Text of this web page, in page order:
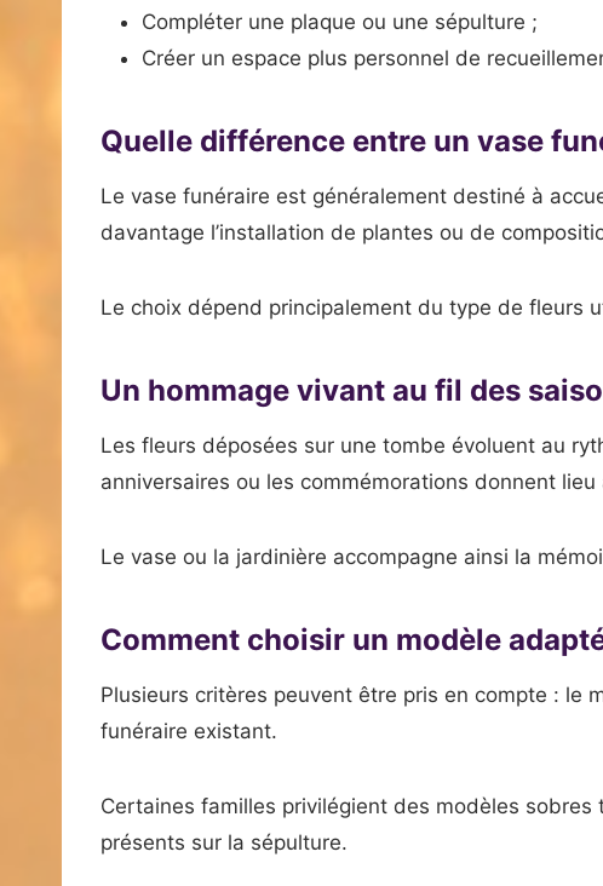
Compléter une plaque ou une sépulture ;
Créer un espace plus personnel de
Quelle différence entre un vase
Le vase funéraire est généralement destiné à
davantage l’installation de plantes ou de
Le choix dépend principalement du type de fleurs
Un hommage vivant au fil des
Les fleurs déposées sur une tombe évoluent au
anniversaires ou les commémorations donnent
Le vase ou la jardinière accompagne ainsi la
Comment choisir un modèle
Plusieurs critères peuvent être pris en compte : le
funéraire existant.
Certaines familles privilégient des modèles
présents sur la sépulture.